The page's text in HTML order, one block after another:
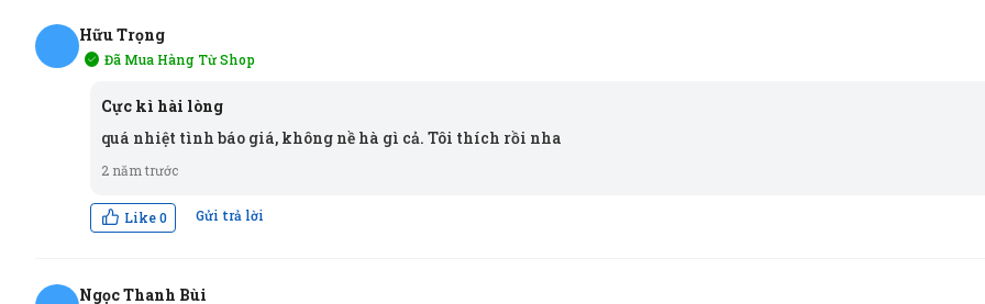
Hữu Trọng
Đã Mua Hàng Từ Shop
Cực kì hài lòng
quá nhiệt tình báo giá, không nề hà gì cả. Tôi thích rồi nha
2 năm trước
Like0 Gửi trả lời
Ngọc Thanh Bùi